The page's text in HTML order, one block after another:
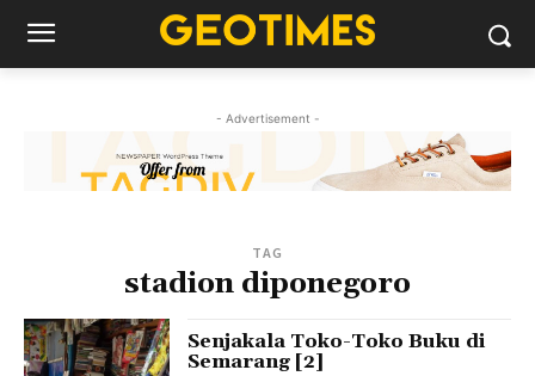
- Advertisement -
TAG
stadion diponegoro
Senjakala Toko-Toko Buku di
Semarang [2]